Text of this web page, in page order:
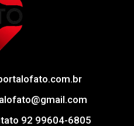
92 99604-6805